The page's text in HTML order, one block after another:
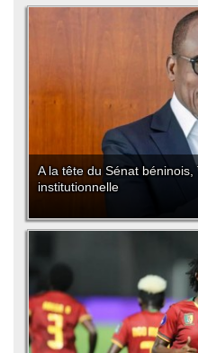
A la tête du Sénat
institutionnelle